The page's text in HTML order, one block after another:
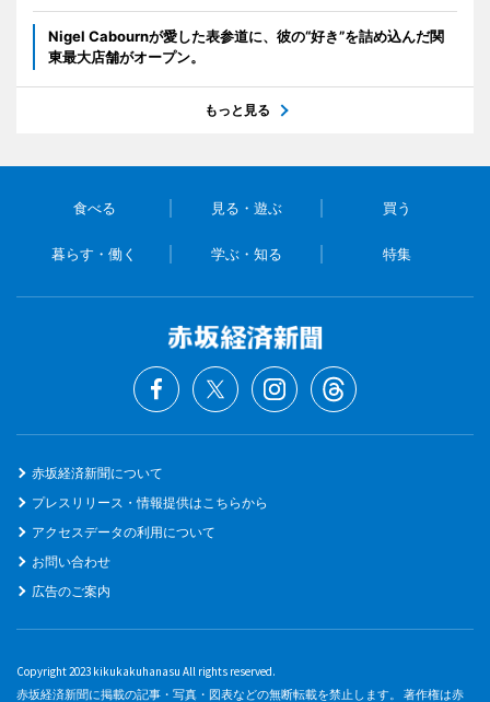
Nigel Cabournが愛した表参道に、彼の“好き”を詰め込んだ関
東最大店舗がオープン。
もっと見る
食べる 見る・遊ぶ 買う
暮らす・働く 学ぶ・知る 特集
赤坂経済新聞について
プレスリリース・情報提供はこちらから
アクセスデータの利用について
お問い合わせ
広告のご案内
Copyright 2023 kikukakuhanasu All rights reserved.
赤坂経済新聞に掲載の記事・写真・図表などの無断転載を禁止します。 著作権は赤